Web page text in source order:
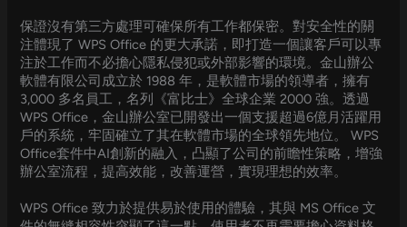
保證沒有第三方處理可確保所有工作都保密。對安全性的關
注體現了 WPS Office 的更大承諾，即打造一個讓客戶可以專
注於工作而不必擔心隱私侵犯或外部影響的環境。金山辦公
軟體有限公司成立於 1988 年，是軟體市場的領導者，擁有
3,000 多名員工，名列《富比士》全球企業 2000 強。透過
WPS Office，金山辦公室已開發出一個支援超過6億月活躍用
戶的系統，牢固確立了其在軟體市場的全球領先地位。 WPS
Office套件中AI創新的融入，凸顯了公司的前瞻性策略，增強
辦公室流程，提高效能，改善運營，實現理想的效率。
WPS Office 致力於提供易於使用的體驗，其與 MS Office 文